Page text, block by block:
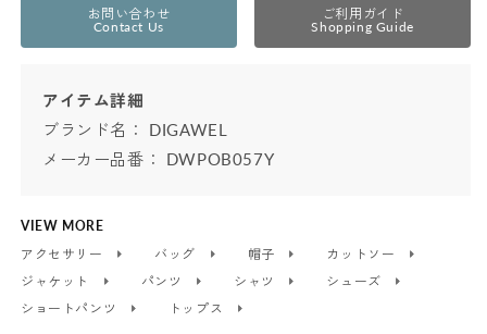
お問い合わせ
Contact Us
ご利用ガイド
Shopping Guide
アイテム詳細
ブランド名： DIGAWEL
メーカー品番： DWPOB057Y
VIEW MORE
アクセサリー
バッグ 帽子
カットソー
ジャケット
パンツ シャツ
シューズ
ショートパンツ
トップス